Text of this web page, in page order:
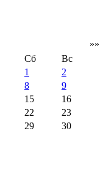
»»
Сб
Вс
1
2
8
9
15
16
22
23
29
30